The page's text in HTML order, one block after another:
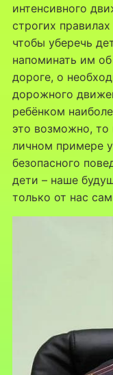
интенсивного
строгих
чтобы уберечь
напоминать им
дороге, о
дорожного
ребёнком
это возможно, то
личном примере
безопасного
дети – наше
только от нас